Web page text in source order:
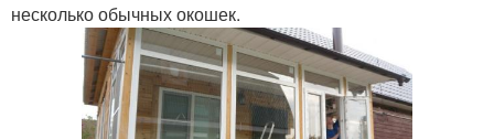
несколько обычных окошек.